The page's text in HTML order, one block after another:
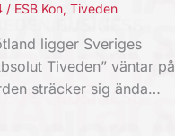
/ ESB Kon, Tiveden
ligger Sveriges
Tiveden” väntar på
sträcker sig ända…